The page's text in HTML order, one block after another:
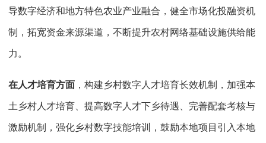
导数字经济和地方特色农业产业融合，健全市场化投融资机
制，拓宽资金来源渠道，不断提升农村网络基础设施供给能
力。
在人才培育方面 ，构建乡村数字人才培育长效机制，加强本
土乡村人才培育、提高数字人才下乡待遇、完善配套考核与
激励机制，强化乡村数字技能培训，鼓励本地项目引入本地